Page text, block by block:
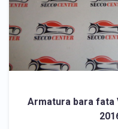
Armatura bara fata